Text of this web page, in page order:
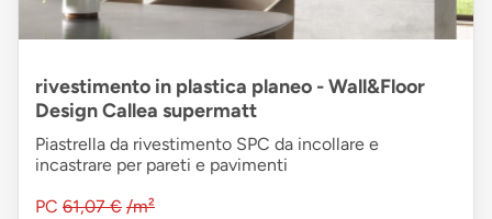
rivestimento in plastica planeo - Wall&Floor
Design Callea supermatt
Piastrella da rivestimento SPC da incollare e
incastrare per pareti e pavimenti
PC 61,07 € /m²